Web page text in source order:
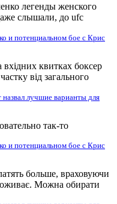
легенды женского
слышали, до ufc
и потенциальном бое с Крис
вхідних квитках боксер
від загального
лучшие варианты для
так-то
и потенциальном бое с Крис
больше, враховуючи
Можна обирати